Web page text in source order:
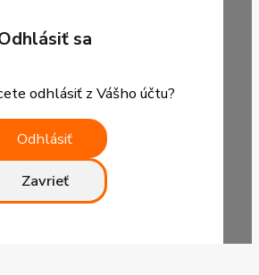
sa
odhlásiť z Vášho účtu?
Odhlásiť
Zavrieť